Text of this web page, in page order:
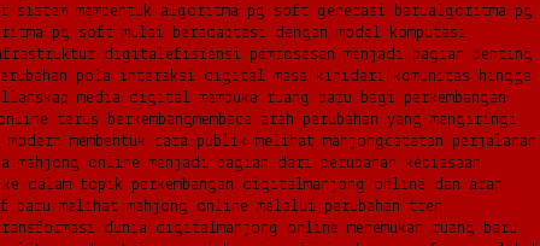
sistem membentuk algoritma pg soft generasi barualgoritma pg
pg soft mulai beradaptasi dengan model komputasi
digitalefisiensi pemrosesan menjadi bagian penting
pola interaksi digital masa kinidari komunitas hingga
lanskap media digital membuka ruang baru bagi perkembangan
terus berkembangmembaca arah perubahan yang mengiringi
modern membentuk cara publik melihat mahjongcatatan perjalanan
mahjong online menjadi bagian dari perubahan kebiasaan
ke dalam topik perkembangan digitalmahjong online dan arah
baru melihat mahjong online melalui perubahan tren
dunia digitalmahjong online menemukan ruang baru